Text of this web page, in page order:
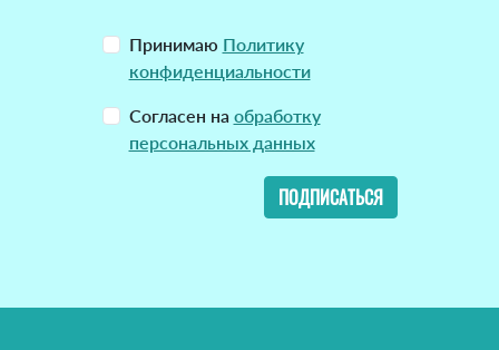
Принимаю Политику
конфиденциальности
Согласен на обработку
персональных данных
ПОДПИСАТЬСЯ